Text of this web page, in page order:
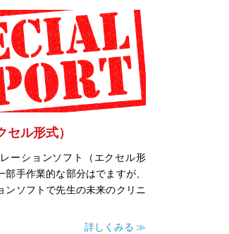
ル形式）
ーションソフト（エクセル形
手作業的な部分はでますが、
ンソフトで先生の未来のクリニ
詳しくみる ≫